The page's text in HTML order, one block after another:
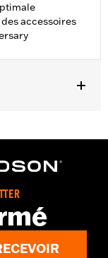
accessoires
et instructions
www.h-